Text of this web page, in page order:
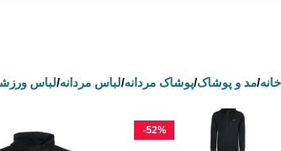
خانه/مد و پوشاک/پوشاک مردانه/لباس مردانه/لباس
-52%